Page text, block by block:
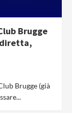
Brugge
Brugge (già